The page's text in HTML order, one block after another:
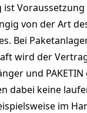
ist
von der Art
Bei
wird der
und
dabei keine
im